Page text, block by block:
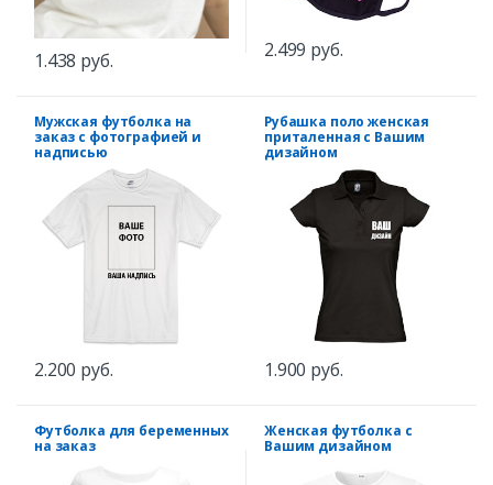
1.438 руб. 2.499 руб.
Мужская футболка на
заказ с фотографией и
надписью
2.200 руб.
Рубашка поло женская
приталенная с Вашим
дизайном
1.900 руб.
Футболка для беременных
на заказ
Женская футболка с
Вашим дизайном